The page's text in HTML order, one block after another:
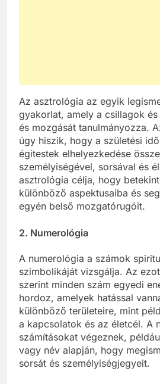
Az asztrológia az egyik
gyakorlat, amely a csillagok
és mozgását tanulmányozza.
úgy hiszik, hogy a születési
égitestek elhelyezkedése
személyiségével, sorsával és
asztrológia célja, hogy
különböző aspektusaiba és
egyén belső mozgatórugóit.
2. Numerológia
A numerológia a számok
szimbolikáját vizsgálja. Az
szerint minden szám egyedi
hordoz, amelyek hatással
különböző területeire, mint
a kapcsolatok és az életcél. A
számításokat végeznek,
vagy név alapján, hogy
sorsát és személyiségjegyeit.